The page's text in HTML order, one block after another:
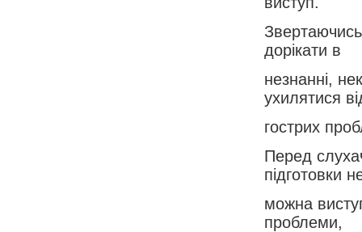
дорікати в
незнанні,
ухилятися
гострих
Перед
підготовки
можна
проблеми,